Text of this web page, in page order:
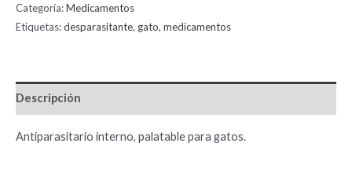
Categoría:Medicamentos
Etiquetas:desparasitante, gato, medicamentos
Descripción
Antiparasitario interno, palatable para gatos.